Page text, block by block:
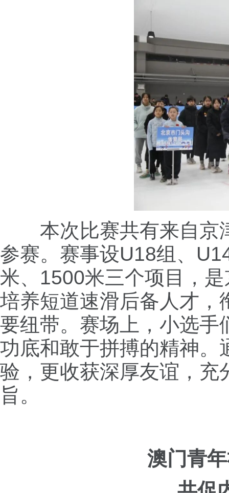
本次比赛共有来自京
参赛。赛事设U18组、
米、1500米三个项目，
培养短道速滑后备人才，
要纽带。 赛场上，小选手
功底和敢于拼搏的精神。
验，更收获深厚友谊，充
旨。
澳门青